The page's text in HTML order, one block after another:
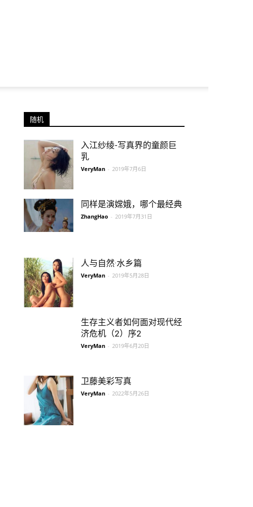
随机
入江纱绫-写真界的童颜巨
乳
VeryMan - 2019年7月6日
同样是演嫦娥，哪个最经典
ZhangHao - 2019年7月31日
人与自然·水乡篇
VeryMan - 2019年5月28日
生存主义者如何面对现代经
济危机（2）序2
VeryMan - 2019年6月20日
卫藤美彩写真
VeryMan - 2022年5月26日